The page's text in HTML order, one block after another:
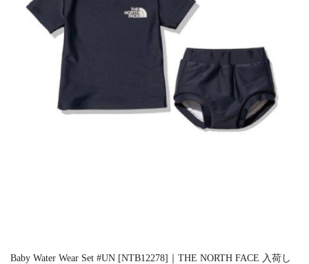
Baby Water Wear Set #UN [NTB12278]｜THE NORTH FACE 入荷し